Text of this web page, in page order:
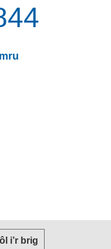
ôl i’r brig